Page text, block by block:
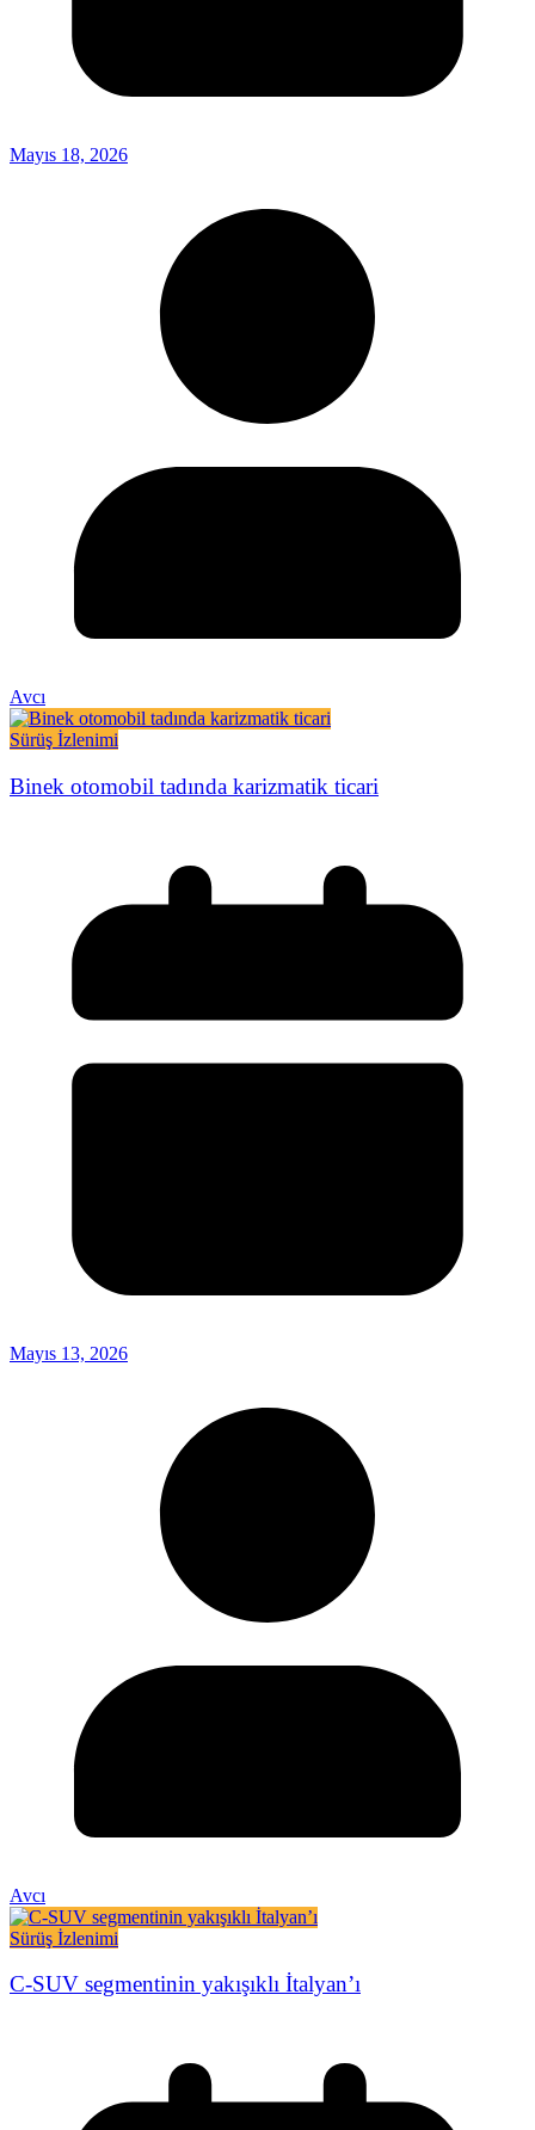
Mayıs 18, 2026
Avcı
Sürüş İzlenimi
Binek otomobil tadında karizmatik ticari
Mayıs 13, 2026
Avcı
Sürüş İzlenimi
C-SUV segmentinin yakışıklı İtalyan’ı